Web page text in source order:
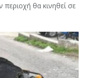
περιοχή θα κινηθεί σε